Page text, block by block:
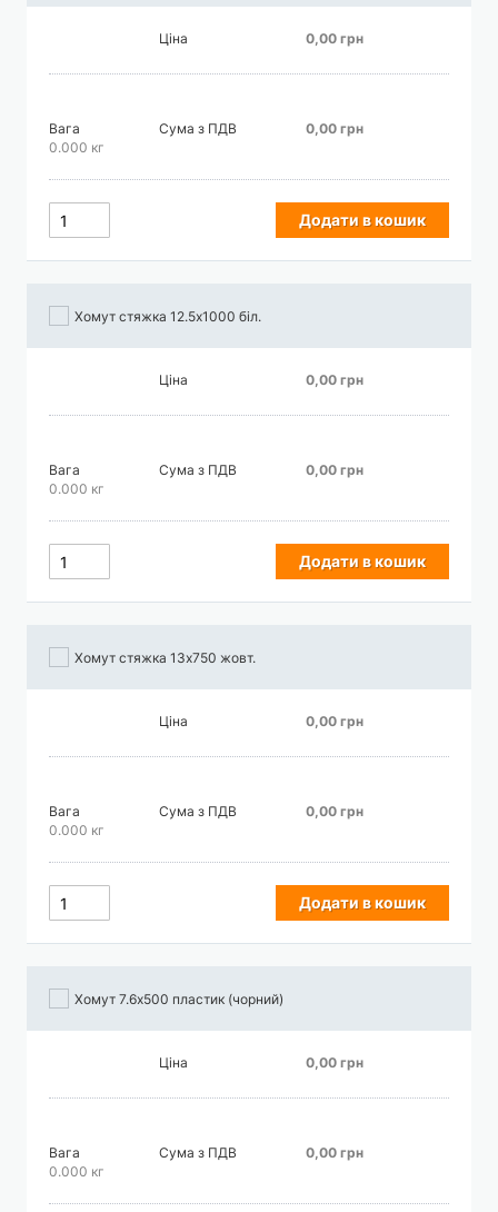
Ціна 0,00 грн
Вага
0.000 кг
Сума з ПДВ 0,00 грн
Додати в кошик
Хомут стяжка 12.5х1000 біл.
Ціна 0,00 грн
Вага
0.000 кг
Сума з ПДВ 0,00 грн
Додати в кошик
Хомут стяжка 13х750 жовт.
Ціна 0,00 грн
Вага
0.000 кг
Сума з ПДВ 0,00 грн
Додати в кошик
Хомут 7.6х500 пластик (чорний)
Ціна 0,00 грн
Вага
0.000 кг
Сума з ПДВ 0,00 грн